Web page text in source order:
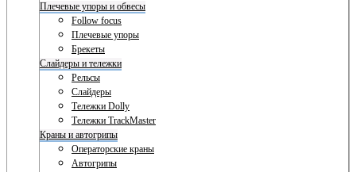
Плечевые упоры и обвесы
Follow focus
Плечевые упоры
Брекеты
Слайдеры и тележки
Рельсы
Слайдеры
Тележки Dolly
Тележки TrackMaster
Краны и автогрипы
Операторские краны
Автогрипы